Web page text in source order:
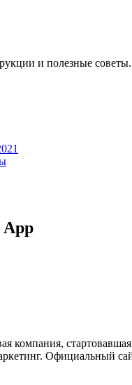
и полезные советы.
App
компания,
Официальный